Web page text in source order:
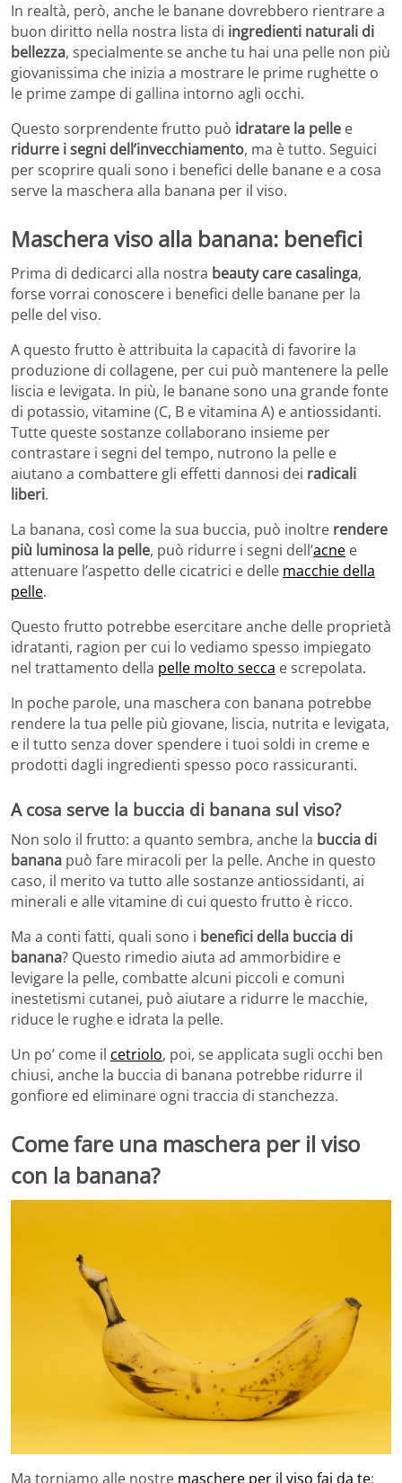
In realtà, però, anche le banane dovrebbero rientrare a
buon diritto nella nostra lista di ingredienti naturali di
bellezza, specialmente se anche tu hai una pelle non più
giovanissima che inizia a mostrare le prime rughette o
le prime zampe di gallina intorno agli occhi.
Questo sorprendente frutto può idratare la pelle e
ridurre i segni dell’invecchiamento, ma è tutto. Seguici
per scoprire quali sono i benefici delle banane e a cosa
serve la maschera alla banana per il viso.
Maschera viso alla banana: benefici
Prima di dedicarci alla nostra beauty care casalinga,
forse vorrai conoscere i benefici delle banane per la
pelle del viso.
A questo frutto è attribuita la capacità di favorire la
produzione di collagene, per cui può mantenere la pelle
liscia e levigata. In più, le banane sono una grande fonte
di potassio, vitamine (C, B e vitamina A) e antiossidanti.
Tutte queste sostanze collaborano insieme per
contrastare i segni del tempo, nutrono la pelle e
aiutano a combattere gli effetti dannosi dei radicali
liberi.
La banana, così come la sua buccia, può inoltre rendere
più luminosa la pelle, può ridurre i segni dell’acne e
attenuare l’aspetto delle cicatrici e delle macchie della
pelle.
Questo frutto potrebbe esercitare anche delle proprietà
idratanti, ragion per cui lo vediamo spesso impiegato
nel trattamento della pelle molto secca e screpolata.
In poche parole, una maschera con banana potrebbe
rendere la tua pelle più giovane, liscia, nutrita e levigata,
e il tutto senza dover spendere i tuoi soldi in creme e
prodotti dagli ingredienti spesso poco rassicuranti.
A cosa serve la buccia di banana sul viso?
Non solo il frutto: a quanto sembra, anche la buccia di
banana può fare miracoli per la pelle. Anche in questo
caso, il merito va tutto alle sostanze antiossidanti, ai
minerali e alle vitamine di cui questo frutto è ricco.
Ma a conti fatti, quali sono i benefici della buccia di
banana? Questo rimedio aiuta ad ammorbidire e
levigare la pelle, combatte alcuni piccoli e comuni
inestetismi cutanei, può aiutare a ridurre le macchie,
riduce le rughe e idrata la pelle.
Un po’ come il cetriolo, poi, se applicata sugli occhi ben
chiusi, anche la buccia di banana potrebbe ridurre il
gonfiore ed eliminare ogni traccia di stanchezza.
Come fare una maschera per il viso
con la banana?
Ma torniamo alle nostre maschere per il viso fai da te: